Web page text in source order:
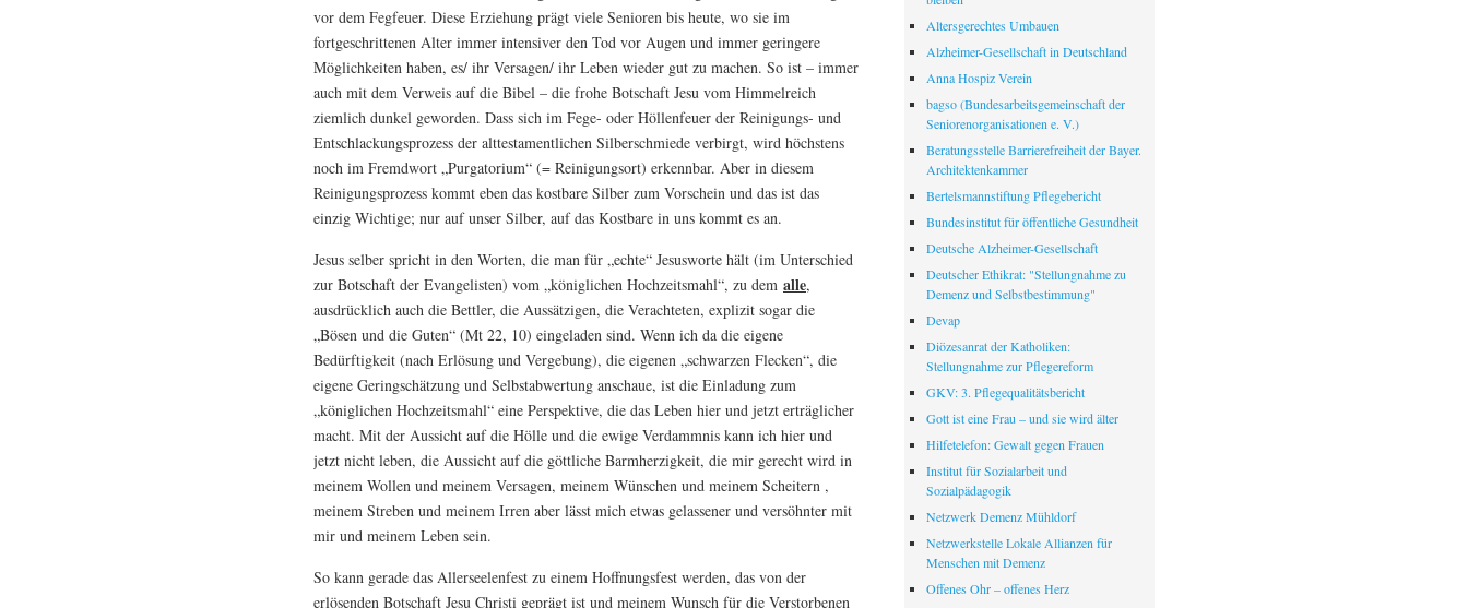
vor dem Fegfeuer. Diese Erziehung prägt viele Senioren bis heute, wo sie im
fortgeschrittenen Alter immer intensiver den Tod vor Augen und immer geringere
Möglichkeiten haben, es/ ihr Versagen/ ihr Leben wieder gut zu machen. So ist – immer
auch mit dem Verweis auf die Bibel – die frohe Botschaft Jesu vom Himmelreich
ziemlich dunkel geworden. Dass sich im Fege- oder Höllenfeuer der Reinigungs- und
Entschlackungsprozess der alttestamentlichen Silberschmiede verbirgt, wird höchstens
noch im Fremdwort „Purgatorium“ (= Reinigungsort) erkennbar. Aber in diesem
Reinigungsprozess kommt eben das kostbare Silber zum Vorschein und das ist das
einzig Wichtige; nur auf unser Silber, auf das Kostbare in uns kommt es an.
Jesus selber spricht in den Worten, die man für „echte“ Jesusworte hält (im Unterschied
zur Botschaft der Evangelisten) vom „königlichen Hochzeitsmahl“, zu dem alle,
ausdrücklich auch die Bettler, die Aussätzigen, die Verachteten, explizit sogar die
„Bösen und die Guten“ (Mt 22, 10) eingeladen sind. Wenn ich da die eigene
Bedürftigkeit (nach Erlösung und Vergebung), die eigenen „schwarzen Flecken“, die
eigene Geringschätzung und Selbstabwertung anschaue, ist die Einladung zum
„königlichen Hochzeitsmahl“ eine Perspektive, die das Leben hier und jetzt erträglicher
macht. Mit der Aussicht auf die Hölle und die ewige Verdammnis kann ich hier und
jetzt nicht leben, die Aussicht auf die göttliche Barmherzigkeit, die mir gerecht wird in
meinem Wollen und meinem Versagen, meinem Wünschen und meinem Scheitern ,
meinem Streben und meinem Irren aber lässt mich etwas gelassener und versöhnter mit
mir und meinem Leben sein.
So kann gerade das Allerseelenfest zu einem Hoffnungsfest werden, das von der
erlösenden Botschaft Jesu Christi geprägt ist und meinem Wunsch für die Verstorbenen
Altersgerechtes Umbauen
Alzheimer-Gesellschaft in Deutschland
Anna Hospiz Verein
bagso (Bundesarbeitsgemeinschaft der
Seniorenorganisationen e. V.)
Beratungsstelle Barrierefreiheit der Bayer.
Architektenkammer
Bertelsmannstiftung Pflegebericht
Bundesinstitut für öffentliche Gesundheit
Deutsche Alzheimer-Gesellschaft
Deutscher Ethikrat: "Stellungnahme zu
Demenz und Selbstbestimmung"
Devap
Diözesanrat der Katholiken:
Stellungnahme zur Pflegereform
GKV: 3. Pflegequalitätsbericht
Gott ist eine Frau – und sie wird älter
Hilfetelefon: Gewalt gegen Frauen
Institut für Sozialarbeit und
Sozialpädagogik
Netzwerk Demenz Mühldorf
Netzwerkstelle Lokale Allianzen für
Menschen mit Demenz
Offenes Ohr – offenes Herz